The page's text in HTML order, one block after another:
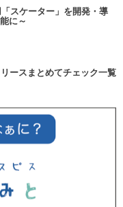
スケーター」を開発・導
に～
ースまとめてチェック一覧